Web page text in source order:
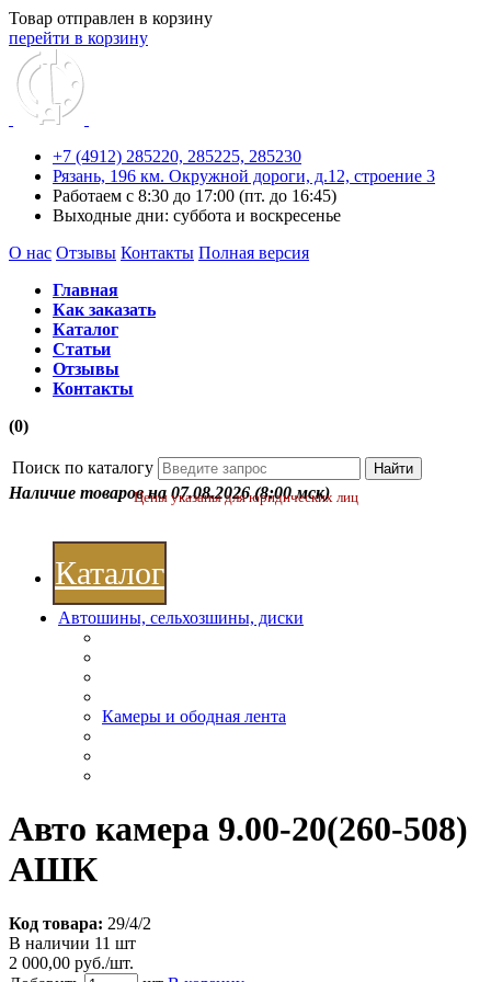
Товар отправлен в корзину
перейти в корзину
+7 (4912) 285220, 285225, 285230
Рязань, 196 км. Окружной дороги, д.12, строение 3
Работаем с 8:30 до 17:00 (пт. до 16:45)
Выходные дни: суббота и воскресенье
О нас Отзывы Контакты Полная версия
Главная
Как заказать
Каталог
Статьи
Отзывы
Контакты
(0)
Поиск по каталогу
Наличие товаров на 07.08.2026 (8:00 мск)
Цены указаны для юридических лиц
Каталог
Автошины, сельхозшины, диски
Камеры и ободная лента
Авто камера 9.00-20(260-508)
АШК
Код товара: 29/4/2
В наличии 11 шт
2 000,00 руб./шт.